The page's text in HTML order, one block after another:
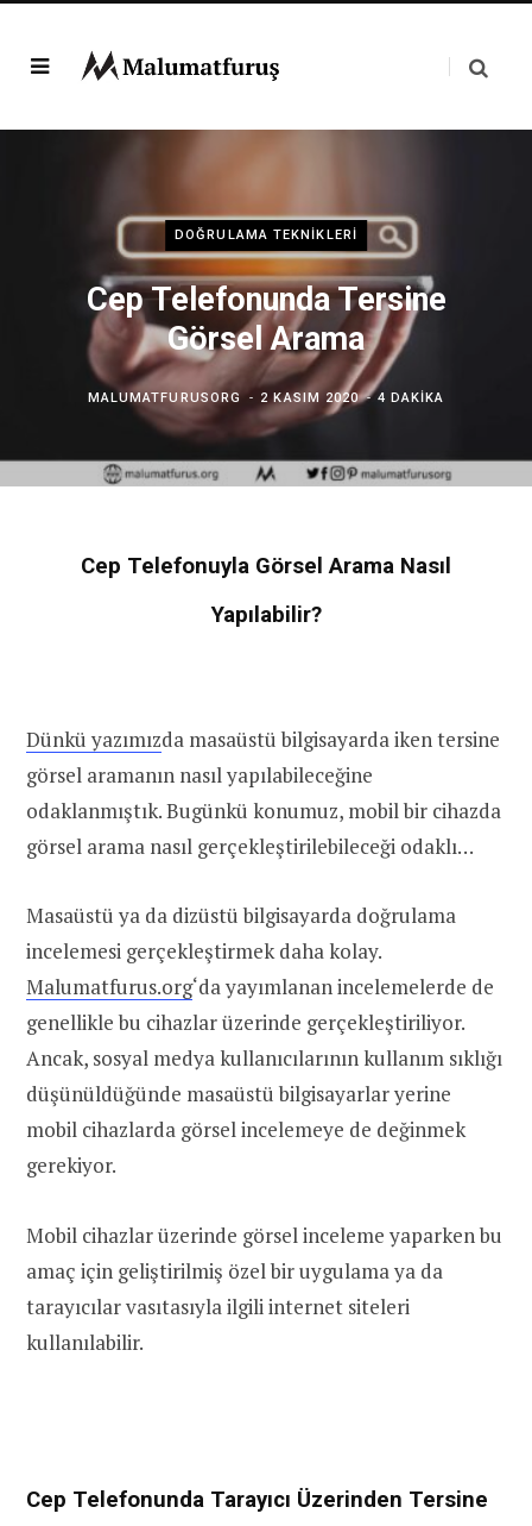
DOĞRULAMA TEKNIKLERI
Cep Telefonunda Tersine
Görsel Arama
MALUMATFURUSORG 2 KASIM 2020 4 DAKIKA
Cep Telefonuyla Görsel Arama Nasıl
Yapılabilir?
Dünkü yazımızda masaüstü bilgisayarda iken tersine
görsel aramanın nasıl yapılabileceğine
odaklanmıştık. Bugünkü konumuz, mobil bir cihazda
görsel arama nasıl gerçekleştirilebileceği odaklı…
Masaüstü ya da dizüstü bilgisayarda doğrulama
incelemesi gerçekleştirmek daha kolay.
Malumatfurus.org‘da yayımlanan incelemelerde de
genellikle bu cihazlar üzerinde gerçekleştiriliyor.
Ancak, sosyal medya kullanıcılarının kullanım sıklığı
düşünüldüğünde masaüstü bilgisayarlar yerine
mobil cihazlarda görsel incelemeye de değinmek
gerekiyor.
Mobil cihazlar üzerinde görsel inceleme yaparken bu
amaç için geliştirilmiş özel bir uygulama ya da
tarayıcılar vasıtasıyla ilgili internet siteleri
kullanılabilir.
Cep Telefonunda Tarayıcı Üzerinden Tersine